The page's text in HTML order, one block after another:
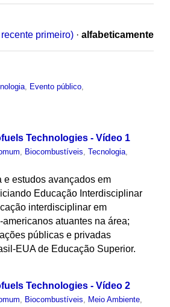
primeiro) · alfabeticamente
Evento público
Technologies - Vídeo 1
Biocombustíveis ,Tecnologia
e estudos avançados em
Educação Interdisciplinar
interdisciplinar em
atuantes na área;
públicas e privadas
EUA de Educação Superior.
Technologies - Vídeo 2
, Biocombustíveis, Meio Ambiente,